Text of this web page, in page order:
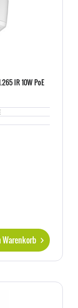
IR 10W PoE
Warenkorb